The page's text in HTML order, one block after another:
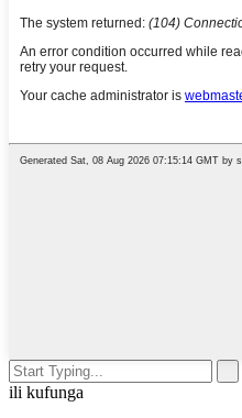
ili kufunga